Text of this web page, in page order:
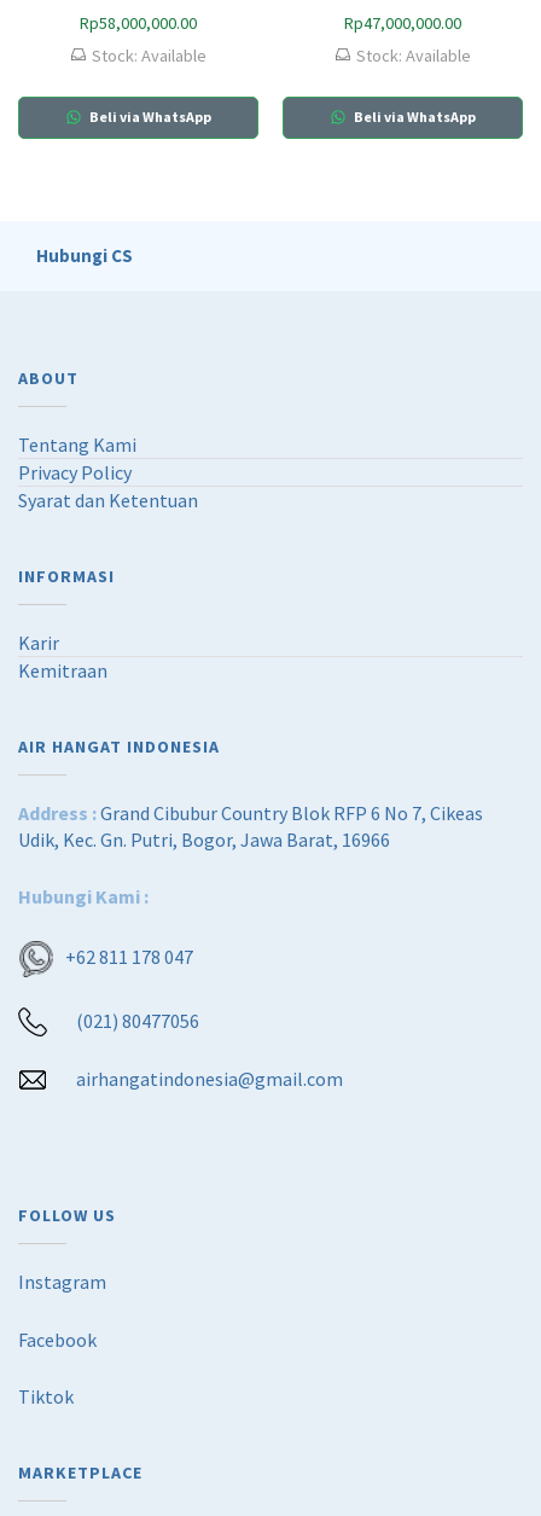
Rp58,000,000.00
Stock: Available
Beli via WhatsApp
Rp47,000,000.00
Stock: Available
Beli via WhatsApp
Hubungi CS
ABOUT
Tentang Kami
Privacy Policy
Syarat dan Ketentuan
INFORMASI
Karir
Kemitraan
AIR HANGAT INDONESIA
Address :Grand Cibubur Country Blok RFP 6 No 7, Cikeas
Udik, Kec. Gn. Putri, Bogor, Jawa Barat, 16966
Hubungi Kami :
+62 811 178 047
(021) 80477056
airhangatindonesia@gmail.com
FOLLOW US
Instagram
Facebook
Tiktok
MARKETPLACE